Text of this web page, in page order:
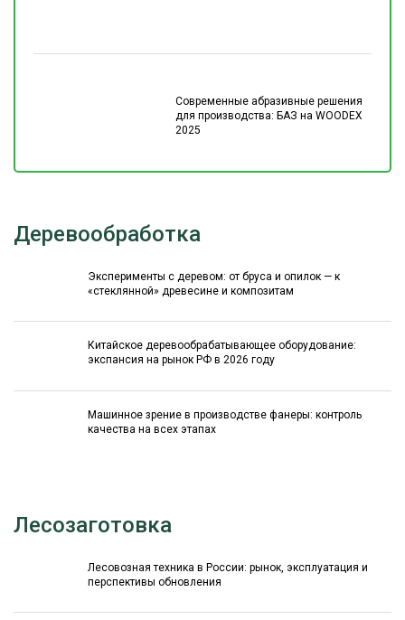
Современные абразивные решения
для производства: БАЗ на WOODEX
2025
Деревообработка
Эксперименты с деревом: от бруса и опилок — к
«стеклянной» древесине и композитам
Китайское деревообрабатывающее оборудование:
экспансия на рынок РФ в 2026 году
Машинное зрение в производстве фанеры: контроль
качества на всех этапах
Лесозаготовка
Лесовозная техника в России: рынок, эксплуатация и
перспективы обновления